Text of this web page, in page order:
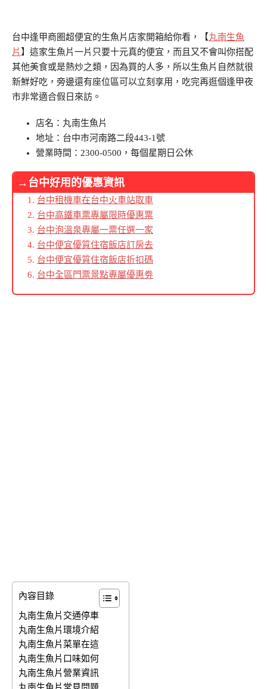
台中逢甲商圈超便宜的生魚片店家開箱給你看，【丸南生魚
片 】這家生魚片一片只要十元真的便宜，而且又不會叫你搭配
其他美食或是熱炒之類，因為買的人多，所以生魚片自然就很
新鮮好吃，旁邊還有座位區可以立刻享用，吃完再逛個逢甲夜
市非常適合假日來訪。
店名：丸南生魚片
地址：台中市河南路二段443-1號
營業時間：2300-0500，每個星期日公休
→台中好用的優惠資訊
台中租機車在台中火車站取車
台中高鐵車票專屬限時優惠票
台中泡溫泉專屬一票任選一家
台中便宜優質住宿飯店訂房去
台中便宜優質住宿飯店折扣碼
台中全區門票景點專屬優惠劵
內容目錄
丸南生魚片交通停車
丸南生魚片環境介紹
丸南生魚片菜單在這
丸南生魚片口味如何
丸南生魚片營業資訊